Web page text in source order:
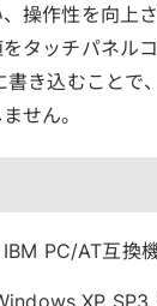
操作性を向上さ
タッチパネル
書き込むことで
せん。
PC/AT互換
XP